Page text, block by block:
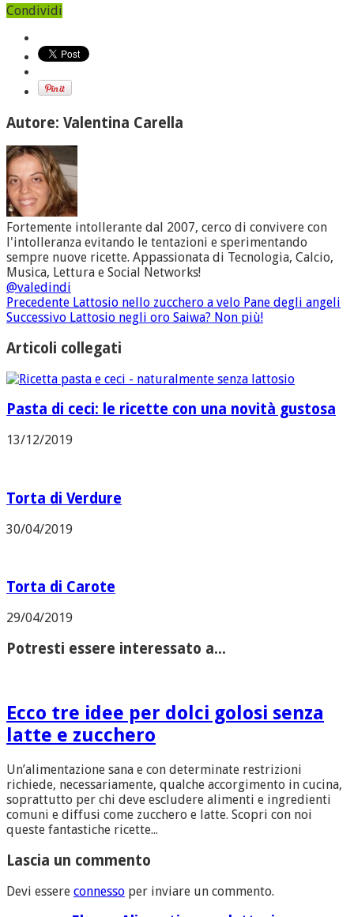
Condividi
Autore: Valentina Carella
Fortemente intollerante dal 2007, cerco di convivere con
l'intolleranza evitando le tentazioni e sperimentando
sempre nuove ricette. Appassionata di Tecnologia, Calcio,
Musica, Lettura e Social Networks!
@valedindi
Precedente Lattosio nello zucchero a velo Pane degli angeli
Successivo Lattosio negli oro Saiwa? Non più!
Articoli collegati
Pasta di ceci: le ricette con una novità gustosa
13/12/2019
Torta di Verdure
30/04/2019
Torta di Carote
29/04/2019
Potresti essere interessato a...
Ecco tre idee per dolci golosi senza
latte e zucchero
Un’alimentazione sana e con determinate restrizioni
richiede, necessariamente, qualche accorgimento in cucina,
soprattutto per chi deve escludere alimenti e ingredienti
comuni e diffusi come zucchero e latte. Scopri con noi
queste fantastiche ricette...
Lascia un commento
Devi essere connesso per inviare un commento.